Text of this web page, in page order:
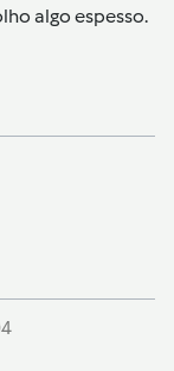
algo espesso.